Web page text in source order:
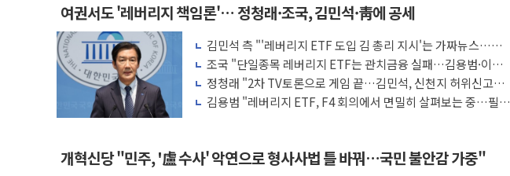
여권서도 '레버리지 책임론'… 정청래·조국, 김민석·靑에 공세
김민석 측 "'레버리지 ETF 도입 김 총리 지시'는 가짜뉴스…법
적 조치"
조국 "단일종목 레버리지 ETF는 관치금융 실패…김용범·이억
원 책임 물어야"
정청래 "2차 TV토론으로 게임 끝…김민석, 신천지 허위신고에
배신 사과 안 해"
김용범 "레버리지 ETF, F4 회의에서 면밀히 살펴보는 중…필요
개혁신당 "민주, '盧 수사' 악연으로 형사사법 틀 바꿔…국민 불안감 가중"